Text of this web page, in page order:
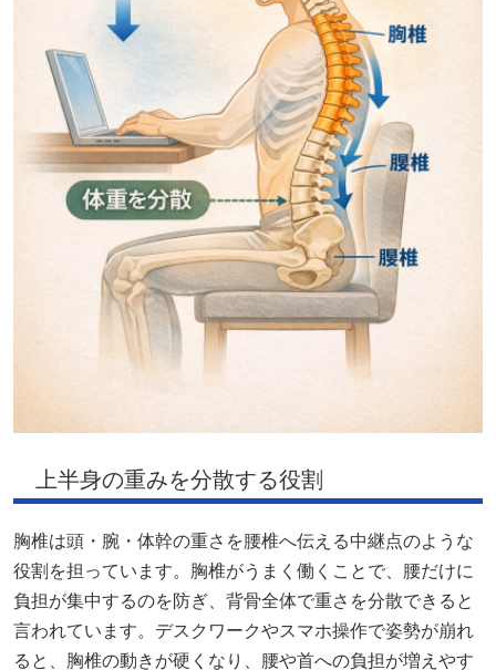
上半身の重みを分散する役割
胸椎は頭・腕・体幹の重さを腰椎へ伝える中継点のような
役割を担っています。胸椎がうまく働くことで、腰だけに
負担が集中するのを防ぎ、背骨全体で重さを分散できると
言われています。デスクワークやスマホ操作で姿勢が崩れ
ると、胸椎の動きが硬くなり、腰や首への負担が増えやす